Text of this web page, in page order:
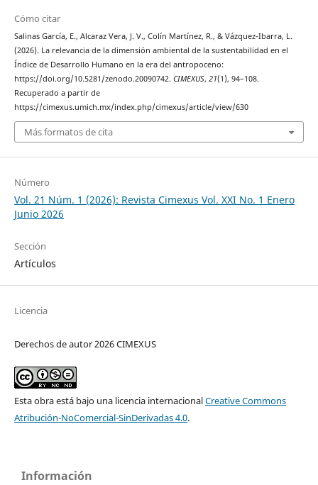
Cómo citar
Salinas García, E., Alcaraz Vera, J. V., Colín Martínez, R., & Vázquez-Ibarra, L.
(2026). La relevancia de la dimensión ambiental de la sustentabilidad en el
Índice de Desarrollo Humano en la era del antropoceno:
https://doi.org/10.5281/zenodo.20090742. CIMEXUS, 21(1), 94–108.
Recuperado a partir de
https://cimexus.umich.mx/index.php/cimexus/article/view/630
Más formatos de cita
Número
Vol. 21 Núm. 1 (2026): Revista Cimexus Vol. XXI No. 1 Enero
Junio 2026
Sección
Artículos
Licencia
Derechos de autor 2026 CIMEXUS
Esta obra está bajo una licencia internacionalCreative Commons
Atribución-NoComercial-SinDerivadas 4.0.
Información